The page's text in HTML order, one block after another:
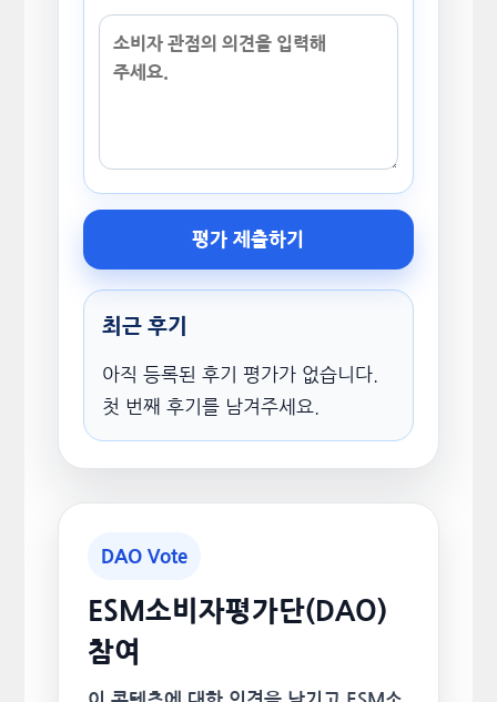
평가 제출하기
최근 후기
아직 등록된 후기 평가가 없습니다.
첫 번째 후기를 남겨주세요.
DAO Vote
ESM소비자평가단(DAO)
참여